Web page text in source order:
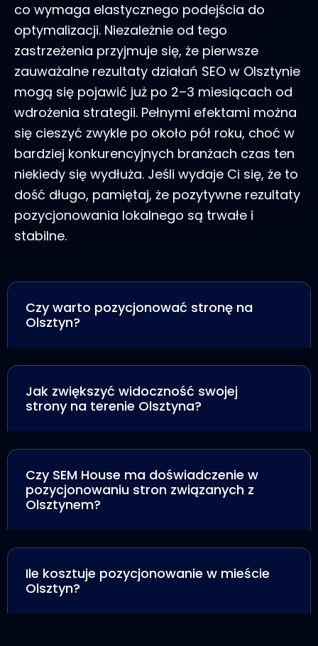
co wymaga elastycznego podejścia do
optymalizacji. Niezależnie od tego
zastrzeżenia przyjmuje się, że pierwsze
zauważalne rezultaty działań SEO w Olsztynie
mogą się pojawić już po 2–3 miesiącach od
wdrożenia strategii. Pełnymi efektami można
się cieszyć zwykle po około pół roku, choć w
bardziej konkurencyjnych branżach czas ten
niekiedy się wydłuża. Jeśli wydaje Ci się, że to
dość długo, pamiętaj, że pozytywne rezultaty
pozycjonowania lokalnego są trwałe i
stabilne.
Czy warto pozycjonować stronę na
Olsztyn?
Jak zwiększyć widoczność swojej
strony na terenie Olsztyna?
Czy SEM House ma doświadczenie w
pozycjonowaniu stron związanych z
Olsztynem?
Ile kosztuje pozycjonowanie w mieście
Olsztyn?